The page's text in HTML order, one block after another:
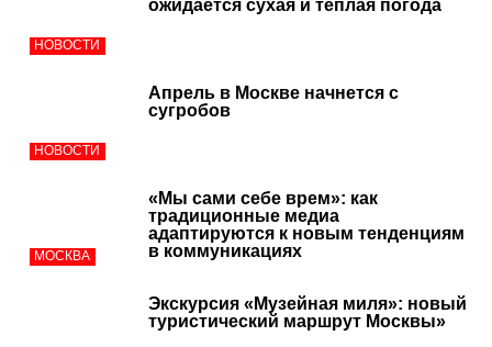
НОВОСТИ
ожидается сухая и тёплая погода
НОВОСТИ
Апрель в Москве начнется с
сугробов
МОСКВА
«Мы сами себе врем»: как
традиционные медиа
адаптируются к новым тенденциям
в коммуникациях
Экскурсия «Музейная миля»: новый
туристический маршрут Москвы»